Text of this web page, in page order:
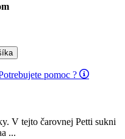
pomoc ?
V tejto čarovnej Petti sukni
...